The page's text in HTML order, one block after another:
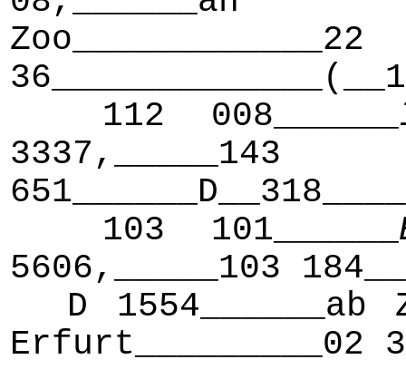
Zoo____________22
112 008______
3337,_____143
103 101______
5606,_____103
D 1554______ab
Erfurt_________02